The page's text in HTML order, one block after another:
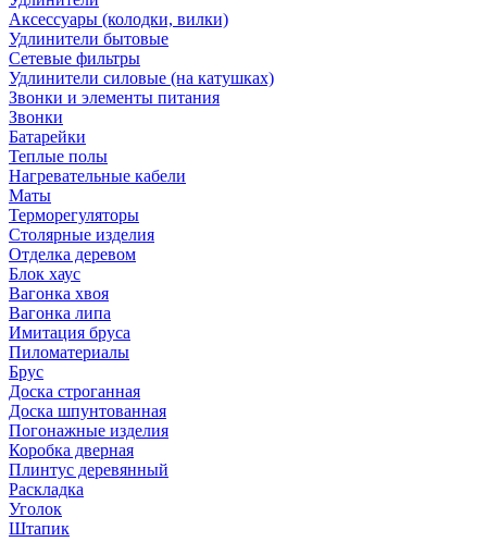
Аксессуары (колодки, вилки)
Удлинители бытовые
Сетевые фильтры
Удлинители силовые (на катушках)
Звонки и элементы питания
Звонки
Батарейки
Теплые полы
Нагревательные кабели
Маты
Терморегуляторы
Столярные изделия
Отделка деревом
Блок хаус
Вагонка хвоя
Вагонка липа
Имитация бруса
Пиломатериалы
Брус
Доска строганная
Доска шпунтованная
Погонажные изделия
Коробка дверная
Плинтус деревянный
Раскладка
Уголок
Штапик